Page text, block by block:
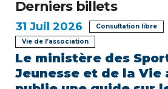
e
l
’
Derniers billets
31 Juil 2026 Consultation libre
Vie de l’association
Le ministère des
Jeunesse et de la Vie